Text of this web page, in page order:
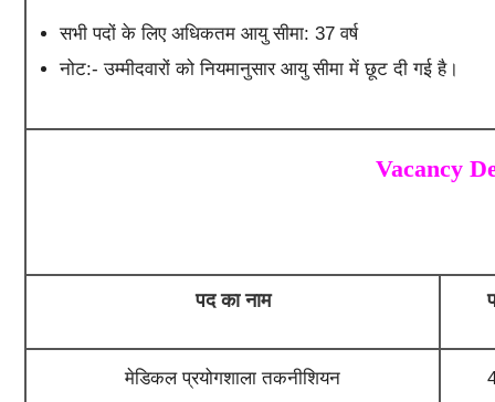
सभी पदों के लिए अधिकतम आयु सीमा: 37 वर्ष
नोट:- उम्मीदवारों को नियमानुसार आयु सीमा में छूट दी गई है।
Vacancy
पद का नाम
मेडिकल प्रयोगशाला तकनीशियन